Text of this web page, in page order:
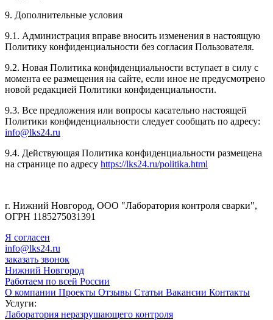
9. Дополнительные условия
9.1. Администрация вправе вносить изменения в настоящую
Политику конфиденциальности без согласия Пользователя.
9.2. Новая Политика конфиденциальности вступает в силу с
момента ее размещения на сайте, если иное не предусмотрено
новой редакцией Политики конфиденциальности.
9.3. Все предложения или вопросы касательно настоящей
Политики конфиденциальности следует сообщать по адресу:
info@lks24.ru
9.4. Действующая Политика конфиденциальности размещена
на странице по адресу https://lks24.ru/politika.html
г. Нижний Новгород, ООО "Лаборатория контроля сварки",
ОГРН 1185275031391
Я согласен
info@lks24.ru
заказать звонок
Нижний Новгород
Работаем по всей России
О компании Проекты Отзывы Статьи Вакансии Контакты
Услуги:
Лаборатория неразрушающего контроля